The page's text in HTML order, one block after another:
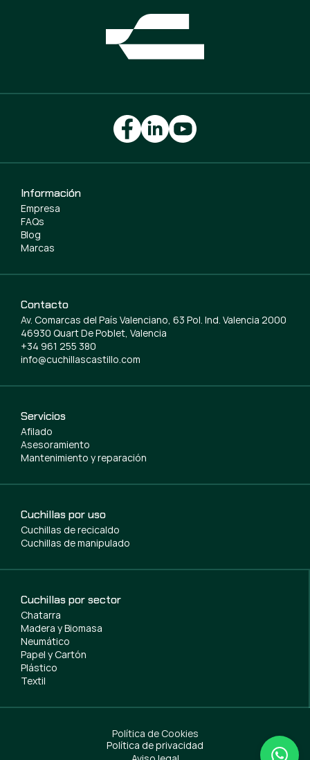
Servicios
Afilado
Asesoramiento
Mantenimiento y reparación
Cuchillas por uso
Cuchillas de recicaldo
Cuchillas de manipulado
Cuchillas por sector
Chatarra
Madera y Biomasa
Neumático
Papel y Cartón
Plástico
Textil
Información
Empresa
FAQs
Blog
Marcas
Contacto
Av. Comarcas del País Valenciano, 63 Pol. Ind. Valencia 2000
46930 Quart De Poblet, Valencia
+34 961 255 380
info@cuchillascastillo.com
Política de Cookies
Política de privacidad